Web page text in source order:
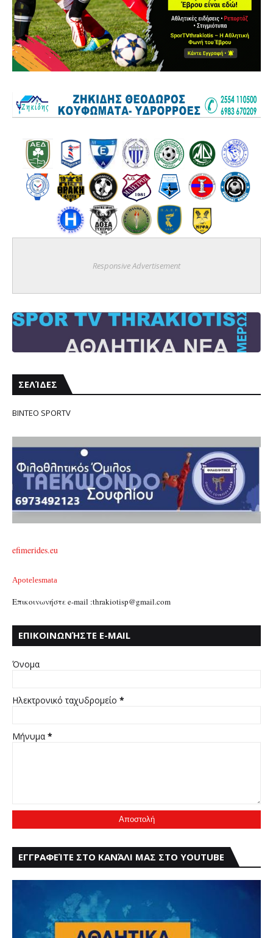
Responsive Advertisement
ΣΕΛΊΔΕΣ
ΒΙΝΤΕΟ SPORTV
efimerides.eu
Apotelesmata
Επικοινωνήστε e-mail :thrakiotisp@gmail.com
ΕΠΙΚΟΙΝΩΝΉΣΤΕ E-MAIL
Όνομα
Ηλεκτρονικό ταχυδρομείο *
Μήνυμα *
ΕΓΓΡΑΦΕΊΤΕ ΣΤΟ ΚΑΝΆΛΙ ΜΑΣ ΣΤΟ YOUTUBE